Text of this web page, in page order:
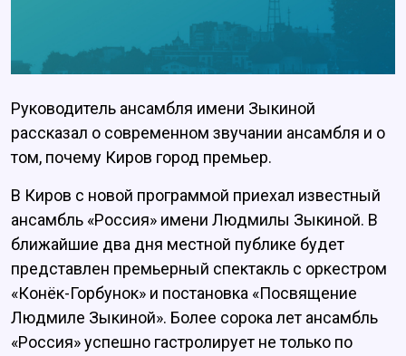
Руководитель ансамбля имени Зыкиной
рассказал о современном звучании ансамбля и о
том, почему Киров город премьер.
В Киров с новой программой приехал известный
ансамбль «Россия» имени Людмилы Зыкиной. В
ближайшие два дня местной публике будет
представлен премьерный спектакль с оркестром
«Конёк-Горбунок» и постановка «Посвящение
Людмиле Зыкиной». Более сорока лет ансамбль
«Россия» успешно гастролирует не только по